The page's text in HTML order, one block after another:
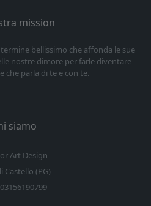
mission
bellissimo che affonda le sue
nostre dimore per farle diventare
che parla di te e con te.
siamo
Art Design
Castello (PG)
03156190799